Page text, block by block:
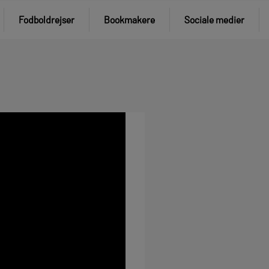
Fodboldrejser Bookmakere Sociale medier